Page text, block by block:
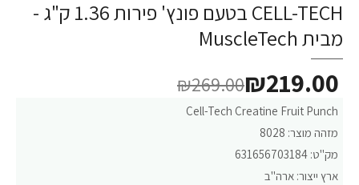
CELL-TECH בטעם פונץ' פירות 1.36 ק"ג -
מבית MuscleTech
Cell-Tech Creatine Fruit Punch
מזהה מוצר: 8028
מק"ט: 631656703184
ארץ ייצור: ארה"ב
₪219.00
₪269.00